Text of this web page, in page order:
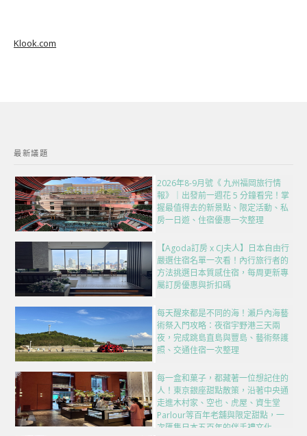
Klook.com
最新議題
2026年8-9月號《 九州福岡旅行情
報》｜出發前一週花 5 分鐘看完！掌
握最值得去的新景點、限定活動、私
房一日遊、住宿優惠一次整理
【Agoda訂房 x CJ夫人】日本自由行
嚴選住宿名單一次看！內行旅行者的
方法挑選日本質感住宿，每周更新專
屬訂房優惠與折扣碼
每天醒來都是不同的海！瀨戶內海藝
術祭入門攻略：夜宿宇野港三天兩
夜，完成跳島直島與豐島、藝術祭護
照、交通住宿一次整理
每一盒和菓子，都藏著一位想記住的
人！東京銀座甜點散策，沿著中央通
走進木村家、空也、虎屋、資生堂
Parlour等百年老舖與限定甜點，一
次匯集日本五百年的伴手禮文化